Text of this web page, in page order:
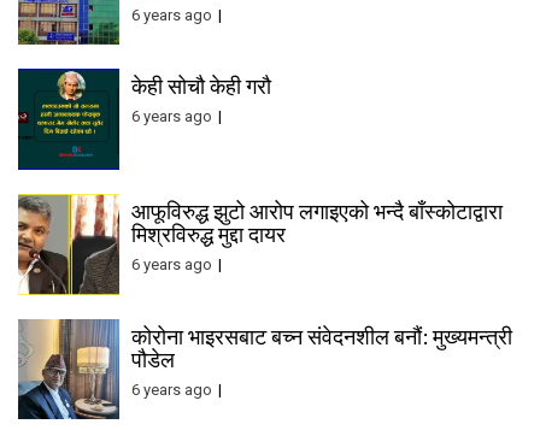
6 years ago
केही सोचौ केही गरौ
6 years ago
आफूविरुद्ध झुटो आरोप लगाइएको भन्दै बाँस्कोटाद्वारा
मिश्रविरुद्ध मुद्दा दायर
6 years ago
कोरोना भाइरसबाट बच्न संवेदनशील बनौं: मुख्यमन्त्री
पौडेल
6 years ago